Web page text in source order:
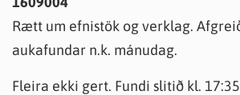
Rætt um efnistök og verklag.
aukafundar n.k. mánudag.
Fleira ekki gert. Fundi slitið kl. 17:35